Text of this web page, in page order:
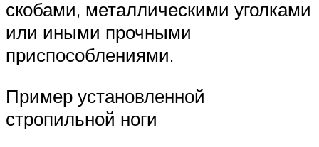
скобами, металлическими уголками
или иными прочными
приспособлениями.
Пример установленной
стропильной ноги